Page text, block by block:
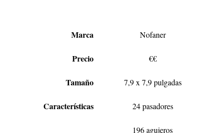
Marca Nofaner
Precio €€
Tamaño 7,9 x 7,9 pulgadas
Características 24 pasadores
196 agujeros